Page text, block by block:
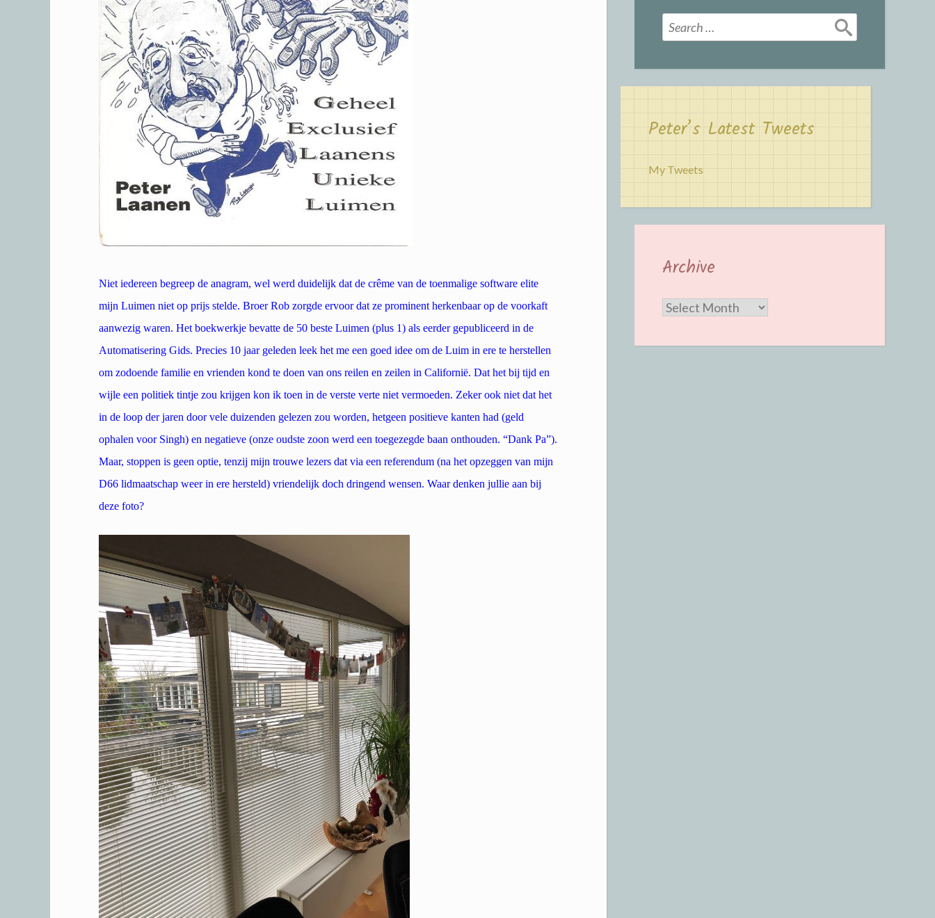
Niet iedereen begreep de anagram, wel werd duidelijk dat de crême van de toenmalige software elite
mijn Luimen niet op prijs stelde. Broer Rob zorgde ervoor dat ze prominent herkenbaar op de voorkaft
aanwezig waren. Het boekwerkje bevatte de 50 beste Luimen (plus 1) als eerder gepubliceerd in de
Automatisering Gids. Precies 10 jaar geleden leek het me een goed idee om de Luim in ere te herstellen
om zodoende familie en vrienden kond te doen van ons reilen en zeilen in Californië. Dat het bij tijd en
wijle een politiek tintje zou krijgen kon ik toen in de verste verte niet vermoeden. Zeker ook niet dat het
in de loop der jaren door vele duizenden gelezen zou worden, hetgeen positieve kanten had (geld
ophalen voor Singh) en negatieve (onze oudste zoon werd een toegezegde baan onthouden. “Dank Pa”).
Maar, stoppen is geen optie, tenzij mijn trouwe lezers dat via een referendum (na het opzeggen van mijn
D66 lidmaatschap weer in ere hersteld) vriendelijk doch dringend wensen. Waar denken jullie aan bij
deze foto?
Search
for:
Peter’s Latest Tweets
My Tweets
Archive
Archive